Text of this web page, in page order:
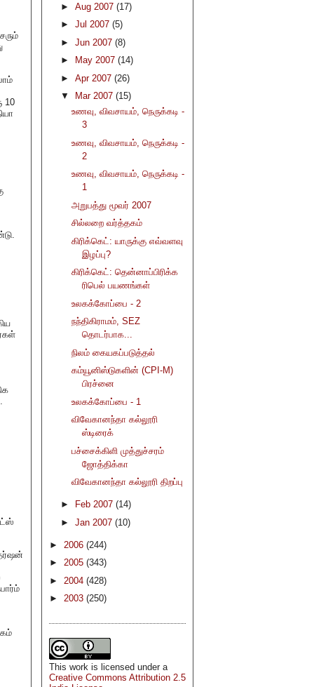
10
► Aug 2007 (17)
► Jul 2007 (5)
► Jun 2007 (8)
►
May 2007 (14)
► Apr 2007 (26)
▼
Mar 2007 (15)
உணவு, விவசாயம், நெருக்கடி -
3
உணவு, விவசாயம், நெருக்கடி -
2
உணவு, விவசாயம், நெருக்கடி -
1
அறுபத்து மூவர் 2007
சில்லறை வர்த்தகம்
கிரிக்கெட்: யாருக்கு எவ்வளவு
இழப்பு?
கிரிக்கெட்: தென்னாப்பிரிக்க
ரிபெல் பயணங்கள்
உலகக்கோப்பை - 2
நந்திகிராமம், SEZ
தொடர்பாக...
நிலம் கையகப்படுத்தல்
கம்யூனிஸ்டுகளின் (CPI-M)
பிரச்னை
உலகக்கோப்பை - 1
விவேகானந்தா கல்லூரி
ஸ்டிரைக்
பச்சைக்கிளி முத்துச்சரம்
ஜோத்திக்கா
விவேகானந்தா கல்லூரி திறப்பு
► Feb 2007 (14)
► Jan 2007 (10)
► 2006 (244)
► 2005 (343)
► 2004 (428)
► 2003 (250)
This work is licensed under a
Creative Commons Attribution 2.5